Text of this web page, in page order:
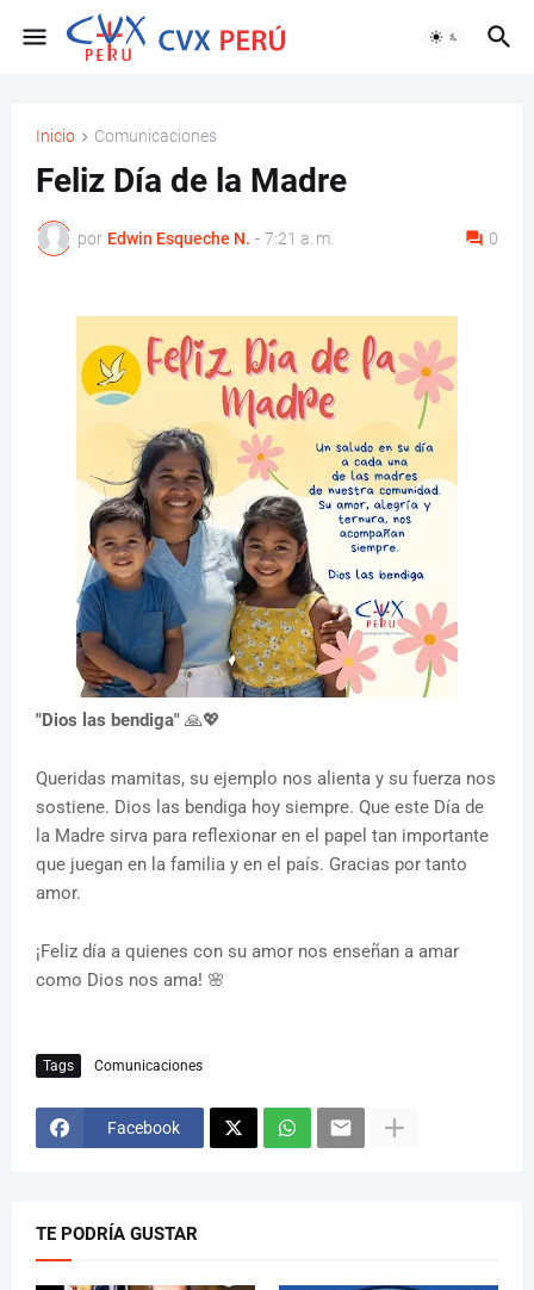
Inicio Comunicaciones
Feliz Día de la Madre
por Edwin Esqueche N. - 7:21 a. m. 0
"Dios las bendiga" 🙏💖
Queridas mamitas, su ejemplo nos alienta y su fuerza nos
sostiene. Dios las bendiga hoy siempre. Que este Día de
la Madre sirva para reflexionar en el papel tan importante
que juegan en la familia y en el país. Gracias por tanto
amor.
¡Feliz día a quienes con su amor nos enseñan a amar
como Dios nos ama! 🌸
Tags Comunicaciones
Facebook
TE PODRÍA GUSTAR